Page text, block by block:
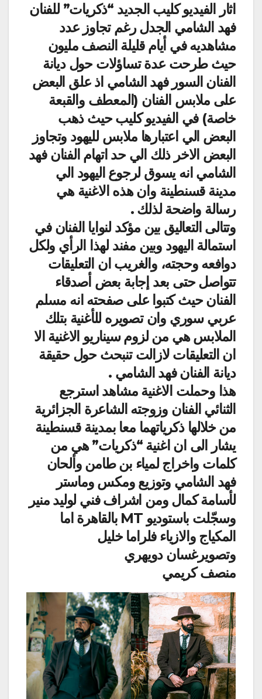
اثار الفيديو كليب الجديد “ذكريات” للفنان
فهد الشامي الجدل رغم تجاوز عدد
مشاهديه في أيام قليلة النصف مليون
حيث طرحت عدة تساؤلات حول ديانة
الفنان السور فهد الشامي اذ علق البعض
على ملابس الفنان (المعطف والقبعة
خاصة) في الفيديو كليب حيث ذهب
البعض الي اعتبارها ملابس لليهود وتجاوز
البعض الاخر ذلك الي حد اتهام الفنان فهد
الشامي انه يسوق لرجوع اليهود الي
مدينة قسنطينة وان هذه الاغنية هي
رسالة واضحة لذلك .
وتتالى التعاليق بين مؤكد لنوايا الفنان في
استمالة اليهود وبين مفند لهذا الرأي ولكل
دوافعه وحجته، والغريب ان التعليقات
تتواصل حتى بعد إجابة بعض أصدقاء
الفنان حيث كتبوا على صفحته انه مسلم
عربي سوري وان تصويره للأغنية بتلك
الملابس هي من لزوم سيناريو الاغنية الا
ان التعليقات لازالت تنبحث حول حقيقة
ديانة الفنان فهد الشامي .
هذا وحملت الاغنية مشاهد استرجع
الثنائي الفنان وزوجته الشاعرة الجزائرية
من خلالها ذكرياتهما معا بمدينة قسنطينة
يشار الى ان اغنية “ذكريات” هي من
كلمات واخراج لمياء بن طامن وألحان
فهد الشامي وتوزيع ومكس وماستر
لأسامة كمال ومن اشراف فني لوليد منير
وسجّلت باستوديو MT بالقاهرة اما
المكياج والازياء فلراما خليل
وتصويرغسان دويهري
منصف كريمي